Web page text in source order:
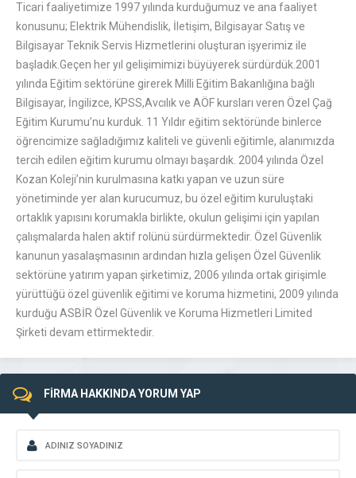
Ticari faaliyetimize 1997 yılında kurduğumuz ve ana faaliyet
konusunu; Elektrik Mühendislik, İletişim, Bilgisayar Satış ve
Bilgisayar Teknik Servis Hizmetlerini oluşturan işyerimiz ile
başladık.Geçen her yıl gelişimimizi büyüyerek sürdürdük.2001
yılında Eğitim sektörüne girerek Milli Eğitim Bakanlığına bağlı
Bilgisayar, İngilizce, KPSS,Avcılık ve AÖF kursları veren Özel Çağ
Eğitim Kurumu’nu kurduk. 11 Yıldır eğitim sektöründe binlerce
öğrencimize sağladığımız kaliteli ve güvenli eğitimle, alanımızda
tercih edilen eğitim kurumu olmayı başardık. 2004 yılında Özel
Kozan Koleji’nin kurulmasına katkı yapan ve uzun süre
yönetiminde yer alan kurucumuz, bu özel eğitim kuruluştaki
ortaklık yapısını korumakla birlikte, okulun gelişimi için yapılan
çalışmalarda halen aktif rolünü sürdürmektedir. Özel Güvenlik
kanunun yasalaşmasının ardından hızla gelişen Özel Güvenlik
sektörüne yatırım yapan şirketimiz, 2006 yılında ortak girişimle
yürüttüğü özel güvenlik eğitimi ve koruma hizmetini, 2009 yılında
kurduğu ASBİR Özel Güvenlik ve Koruma Hizmetleri Limited
Şirketi devam ettirmektedir.
FİRMA HAKKINDA YORUM YAP